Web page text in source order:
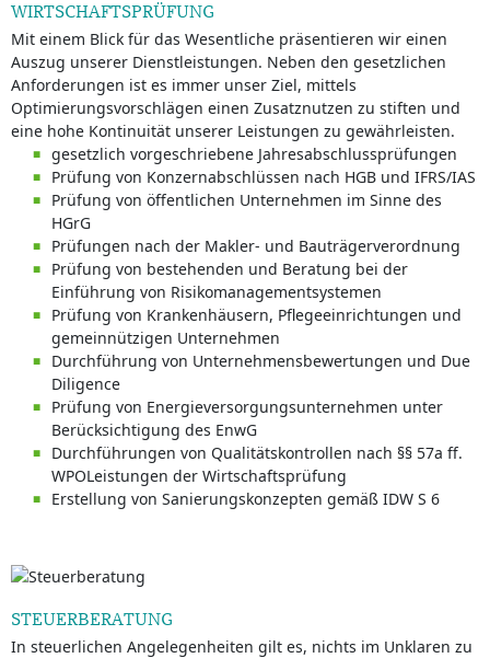
WIRTSCHAFTSPRÜFUNG
Mit einem Blick für das Wesentliche präsentieren wir einen
Auszug unserer Dienstleistungen. Neben den gesetzlichen
Anforderungen ist es immer unser Ziel, mittels
Optimierungsvorschlägen einen Zusatznutzen zu stiften und
eine hohe Kontinuität unserer Leistungen zu gewährleisten.
gesetzlich vorgeschriebene Jahresabschlussprüfungen
Prüfung von Konzernabschlüssen nach HGB und IFRS/IAS
Prüfung von öffentlichen Unternehmen im Sinne des
HGrG
Prüfungen nach der Makler- und Bauträgerverordnung
Prüfung von bestehenden und Beratung bei der
Einführung von Risikomanagementsystemen
Prüfung von Krankenhäusern, Pflegeeinrichtungen und
gemeinnützigen Unternehmen
Durchführung von Unternehmensbewertungen und Due
Diligence
Prüfung von Energieversorgungs­unternehmen unter
Berücksichtigung des EnwG
Durchführungen von Qualitätskontrollen nach §§ 57a ff.
WPOLeistungen der Wirtschaftsprüfung
Erstellung von Sanierungskonzepten gemäß IDW S 6
STEUERBERATUNG
In steuerlichen Angelegenheiten gilt es, nichts im Unklaren zu